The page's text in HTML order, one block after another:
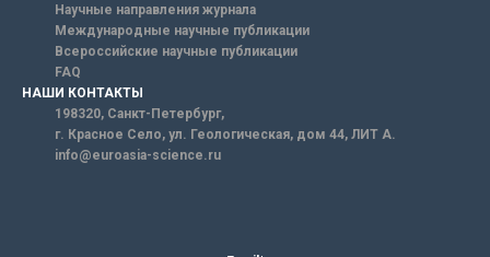
Научные направления журнала
Международные научные публикации
Всероссийские научные публикации
FAQ
НАШИ КОНТАКТЫ
198320, Санкт-Петербург,
г. Красное Село, ул. Геологическая, дом 44, ЛИТ А.
info@euroasia-science.ru